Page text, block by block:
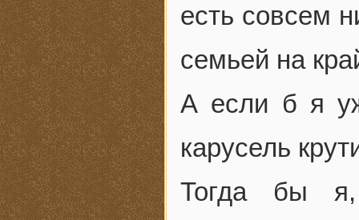
есть совсем
семьей на
А если б я
карусель
Тогда бы я,